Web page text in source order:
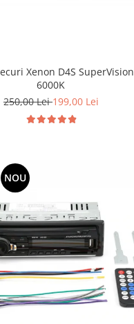
Xenon D4S SuperVision
6000K
250,00 Lei199,00 Lei
NOU